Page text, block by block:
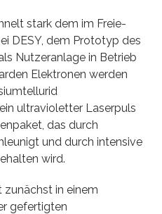
stark dem im Freie-
DESY, dem Prototyp des
Nutzeranlage in Betrieb
Elektronen werden
ultravioletter Laserpuls
das durch
und durch intensive
wird.
in einem
gefertigten